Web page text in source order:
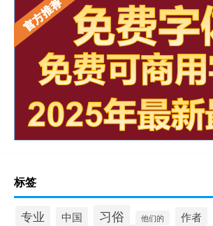
标签
专业 中国 习俗 他们的 作者